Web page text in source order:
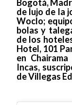
Bogotá,
de lujo de la
Woclo;
bolas y
de los
Hotel, 101
en
Incas,
de Villegas